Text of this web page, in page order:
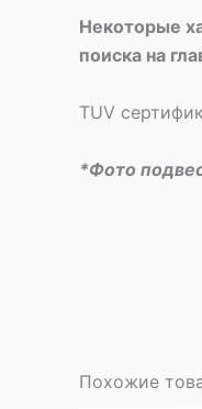
Некоторые
поиска на
TUV
*Фото
Похожие